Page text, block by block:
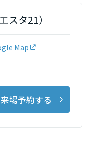
-）
スタ21）
Map
来場予約する